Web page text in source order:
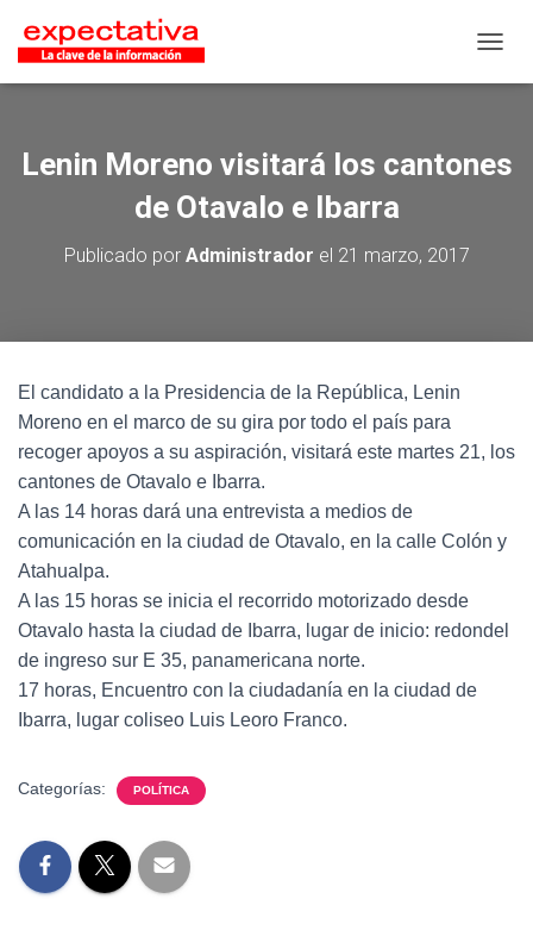
Lenin Moreno visitará los cantones
de Otavalo e Ibarra
Publicado por Administrador el 21 marzo, 2017
El candidato a la Presidencia de la República, Lenin
Moreno en el marco de su gira por todo el país para
recoger apoyos a su aspiración, visitará este martes 21, los
cantones de Otavalo e Ibarra.
A las 14 horas dará una entrevista a medios de
comunicación en la ciudad de Otavalo, en la calle Colón y
Atahualpa.
A las 15 horas se inicia el recorrido motorizado desde
Otavalo hasta la ciudad de Ibarra, lugar de inicio: redondel
de ingreso sur E 35, panamericana norte.
17 horas, Encuentro con la ciudadanía en la ciudad de
Ibarra, lugar coliseo Luis Leoro Franco.
Categorías: POLÍTICA